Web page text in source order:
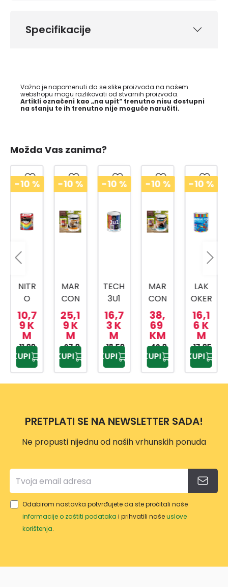
Specifikacije
Važno je napomenuti da se slike proizvoda na našem
webshopu mogu razlikovati od stvarnih proizvoda.
Artikli označeni kao „na upit“ trenutno nisu dostupni
na stanju te ih trenutno nije moguće naručiti.
Možda Vas zanima?
-10 %
NITR
O
EMA
JL
CRVE
NI
0,75L
10,7
9 K
M
11,99
KM
KUPI
-10 %
MAR
CON
OL
CLAS
SIC
09
2,5L
PALIS
AND
25,1
9 K
M
27,9
9 KM
KUPI
-10 %
TECH
3U1
RAL
7016
ANTR
ACIT
SIVI
0,75L
16,7
3 K
M
18,59
KM
KUPI
-10 %
MAR
CON
OL
EXTR
A 07
2,5L
MAH
AGO
NIJ
38,
69
KM
42,9
9 KM
KUPI
-10 %
LAK
OKER
0,75L
16,1
6 K
M
17,95
KM
KUPI
PRETPLATI SE NA NEWSLETTER SADA!
Ne propusti nijednu od naših vrhunskih ponuda
Odabirom nastavka potvrđujete da ste pročitali naše
informacije o zaštiti podataka i prihvatili našeuslove
korištenja.